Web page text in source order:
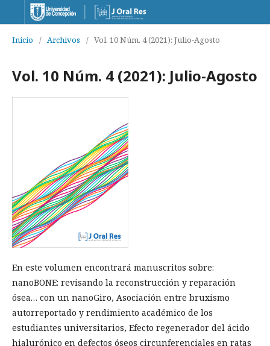
Inicio / Archivos / Vol. 10 Núm. 4 (2021): Julio-Agosto
Vol. 10 Núm. 4 (2021): Julio-Agosto
En este volumen encontrará manuscritos sobre:
nanoBONE: revisando la reconstrucción y reparación
ósea… con un nanoGiro, Asociación entre bruxismo
autorreportado y rendimiento académico de los
estudiantes universitarios, Efecto regenerador del ácido
hialurónico en defectos óseos circunferenciales en ratas